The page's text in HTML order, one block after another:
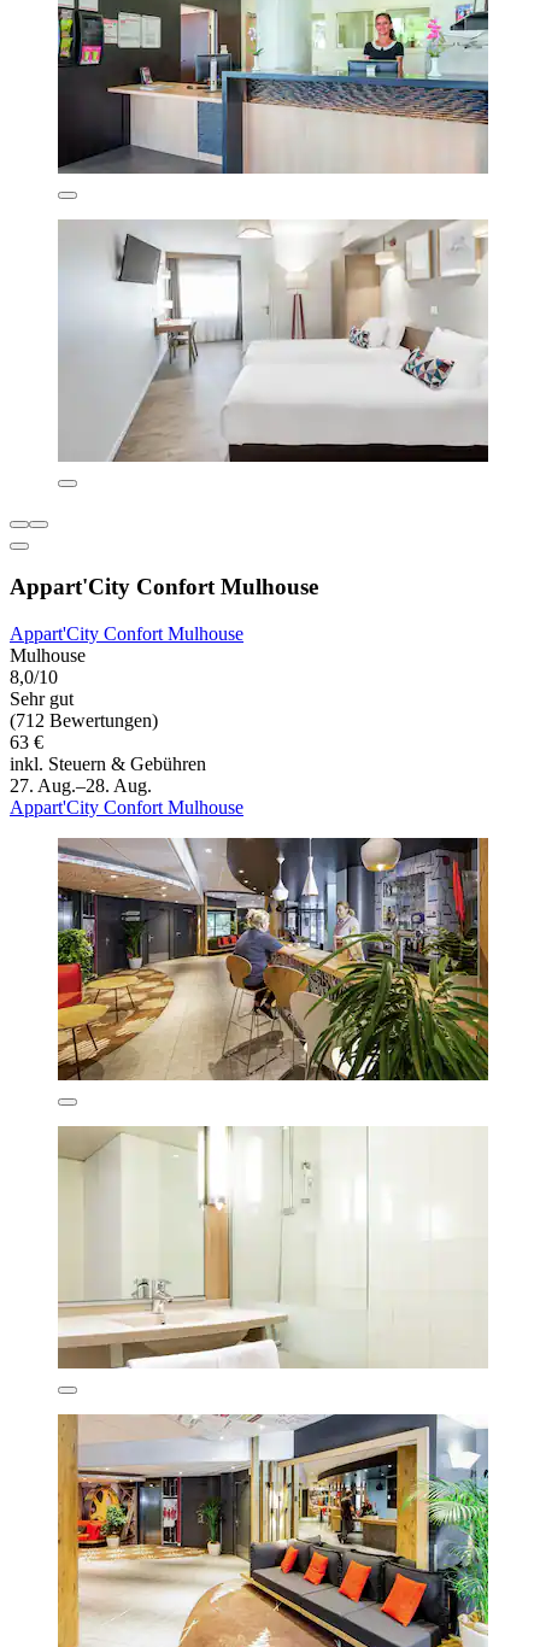
Appart'City Confort Mulhouse
Appart'City Confort Mulhouse
Mulhouse
8,0/10
Sehr gut
(712 Bewertungen)
63 €
inkl. Steuern & Gebühren
27. Aug.–28. Aug.
Appart'City Confort Mulhouse